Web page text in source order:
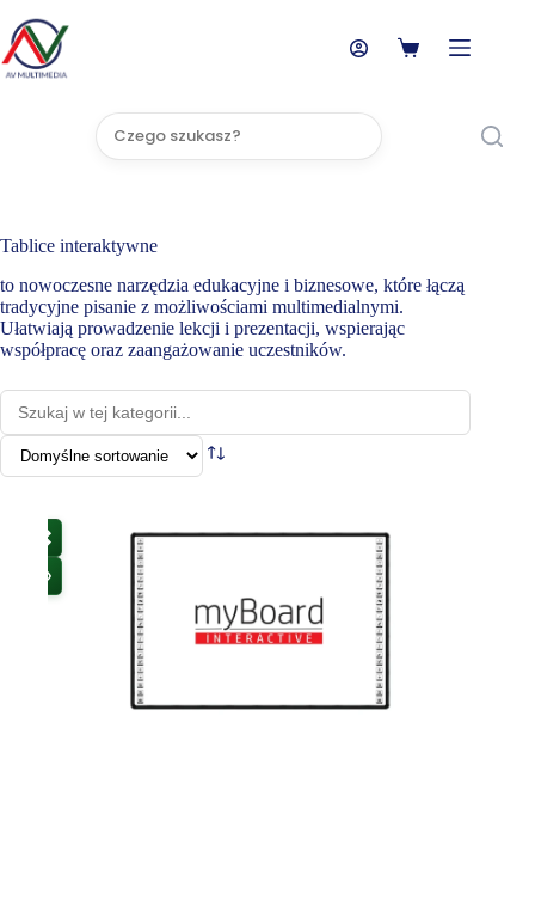
do
treści
Koszyk
Brak
wyników
Tablice interaktywne
to nowoczesne narzędzia edukacyjne i biznesowe, które łączą
tradycyjne pisanie z możliwościami multimedialnymi.
Ułatwiają prowadzenie lekcji i prezentacji, wspierając
współpracę oraz zaangażowanie uczestników.